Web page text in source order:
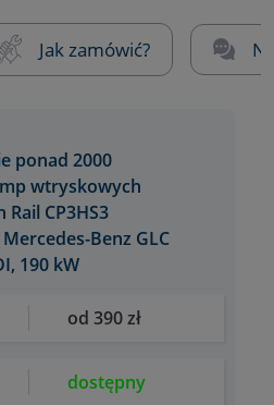
Jak zamówić?
ponad 2000
wtryskowych
CP3HS3
Benz GLC
190 kW
od 390 zł
dostępny